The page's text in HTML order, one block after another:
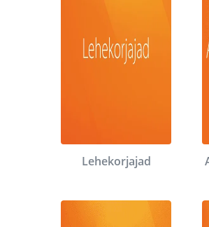
Lehekorjajad